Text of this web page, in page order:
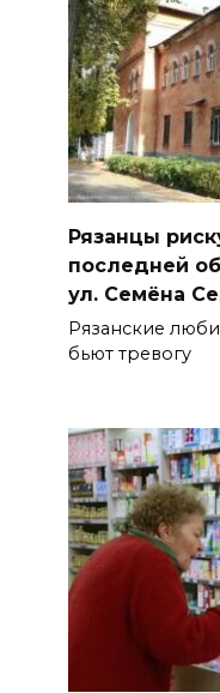
Рязанцы
последней
ул. Семёна
Рязанские
бьют тревогу